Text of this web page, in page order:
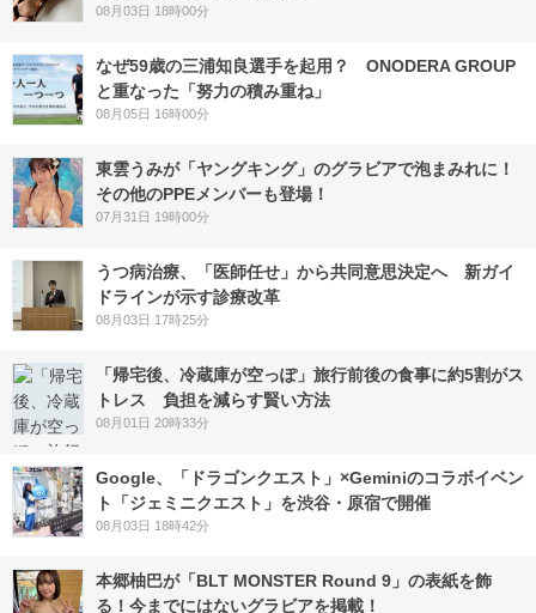
08月03日 18時00分
なぜ59歳の三浦知良選手を起用？ ONODERA GROUP
と重なった「努力の積み重ね」
08月05日 16時00分
東雲うみが「ヤングキング」のグラビアで泡まみれに！
その他のPPEメンバーも登場！
07月31日 19時00分
うつ病治療、「医師任せ」から共同意思決定へ 新ガイ
ドラインが示す診療改革
08月03日 17時25分
「帰宅後、冷蔵庫が空っぽ」旅行前後の食事に約5割がス
トレス 負担を減らす賢い方法
08月01日 20時33分
Google、「ドラゴンクエスト」×Geminiのコラボイベン
ト「ジェミニクエスト」を渋谷・原宿で開催
08月03日 18時42分
本郷柚巴が「BLT MONSTER Round 9」の表紙を飾
る！今までにはないグラビアを掲載！